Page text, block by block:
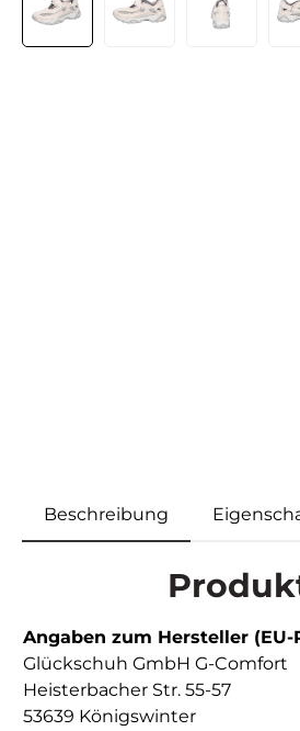
Beschreibung
Angaben zum Hersteller
Glückschuh GmbH G-Comfort
Heisterbacher Str. 55-57
53639 Königswinter